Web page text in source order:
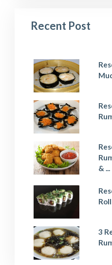
Recent Post
& ...
3